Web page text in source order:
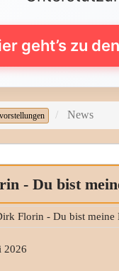
geht’s zu
News
- Du bist
2026